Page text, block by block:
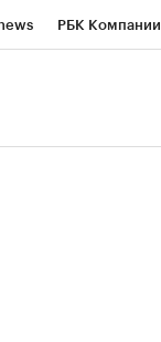
РБК Компании